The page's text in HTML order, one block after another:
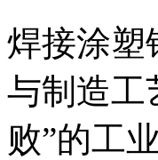
焊接涂塑
与制造工
败”的工